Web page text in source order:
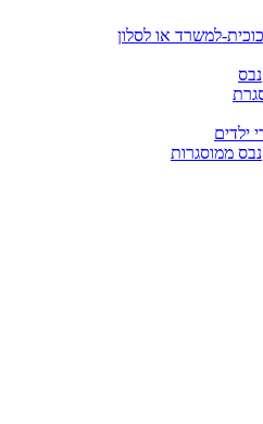
למשרד או לסלון
ילדים
ממוסגרות